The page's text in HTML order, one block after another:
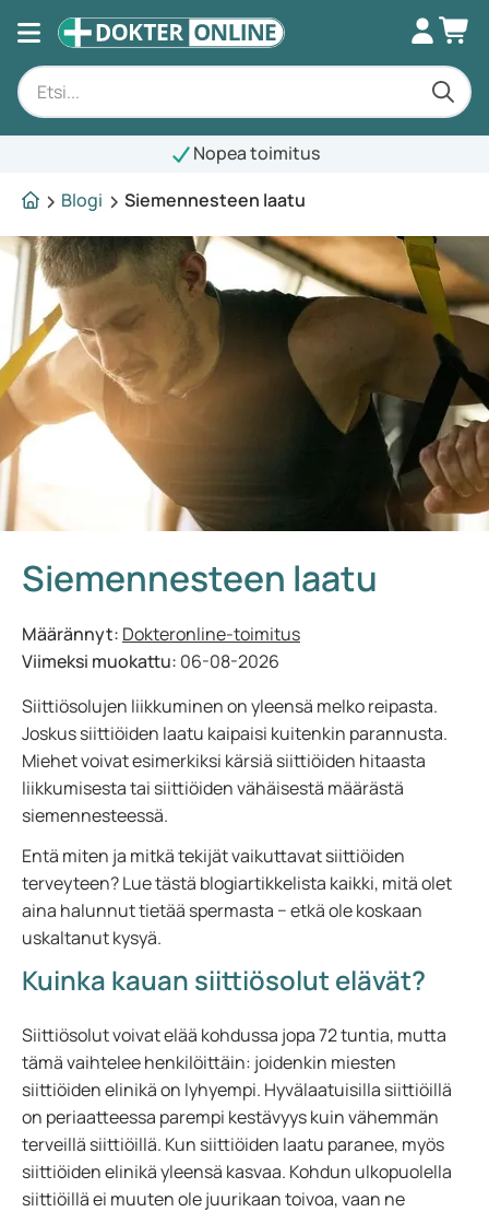
Nopea toimitus
Blogi
Siemennesteen laatu
Siemennesteen laatu
Määrännyt: Dokteronline-toimitus
Viimeksi muokattu: 06-08-2026
Siittiösolujen liikkuminen on yleensä melko reipasta.
Joskus siittiöiden laatu kaipaisi kuitenkin parannusta.
Miehet voivat esimerkiksi kärsiä siittiöiden hitaasta
liikkumisesta tai siittiöiden vähäisestä määrästä
siemennesteessä.
Entä miten ja mitkä tekijät vaikuttavat siittiöiden
terveyteen? Lue tästä blogiartikkelista kaikki, mitä olet
aina halunnut tietää spermasta − etkä ole koskaan
uskaltanut kysyä.
Kuinka kauan siittiösolut elävät?
Siittiösolut voivat elää kohdussa jopa 72 tuntia, mutta
tämä vaihtelee henkilöittäin: joidenkin miesten
siittiöiden elinikä on lyhyempi. Hyvälaatuisilla siittiöillä
on periaatteessa parempi kestävyys kuin vähemmän
terveillä siittiöillä. Kun siittiöiden laatu paranee, myös
siittiöiden elinikä yleensä kasvaa. Kohdun ulkopuolella
siittiöillä ei muuten ole juurikaan toivoa, vaan ne